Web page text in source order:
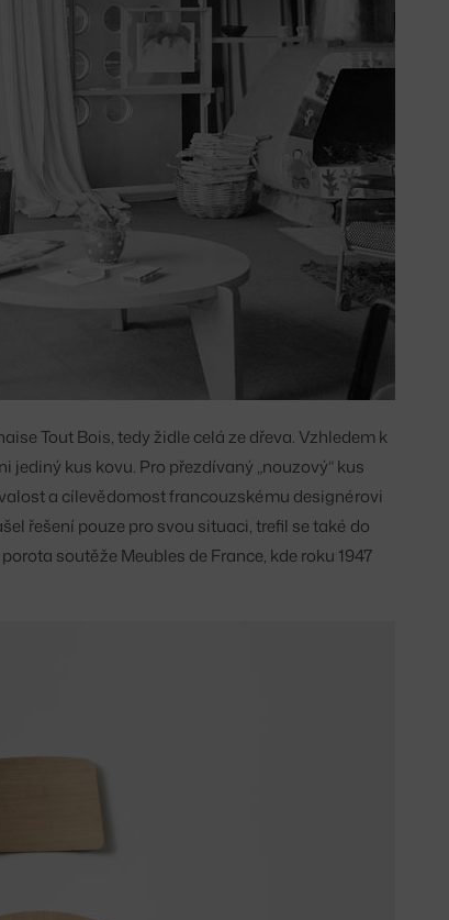
Tout Bois, tedy židle celá ze dřeva. Vzhledem k
kus kovu. Pro přezdívaný „nouzový“ kus
a cílevědomost francouzskému designérovi
řešení pouze pro svou situaci, trefil se také do
soutěže Meubles de France, kde roku 1947